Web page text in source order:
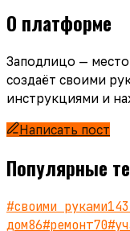
О платформе
Заподлицо —
создаёт своими
инструкциями и
Написать пост
Популярные
#своими руками143
дом86#ремонт70#